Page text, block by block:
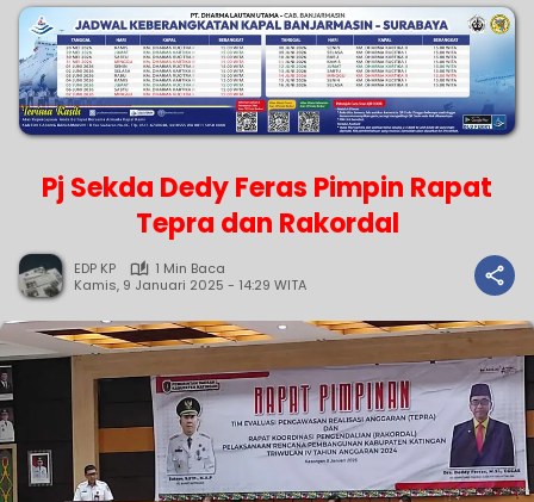
Pj Sekda Dedy Feras Pimpin Rapat
Tepra dan Rakordal
EDP KP
1 Min Baca
Kamis, 9 Januari 2025 - 14:29 WITA